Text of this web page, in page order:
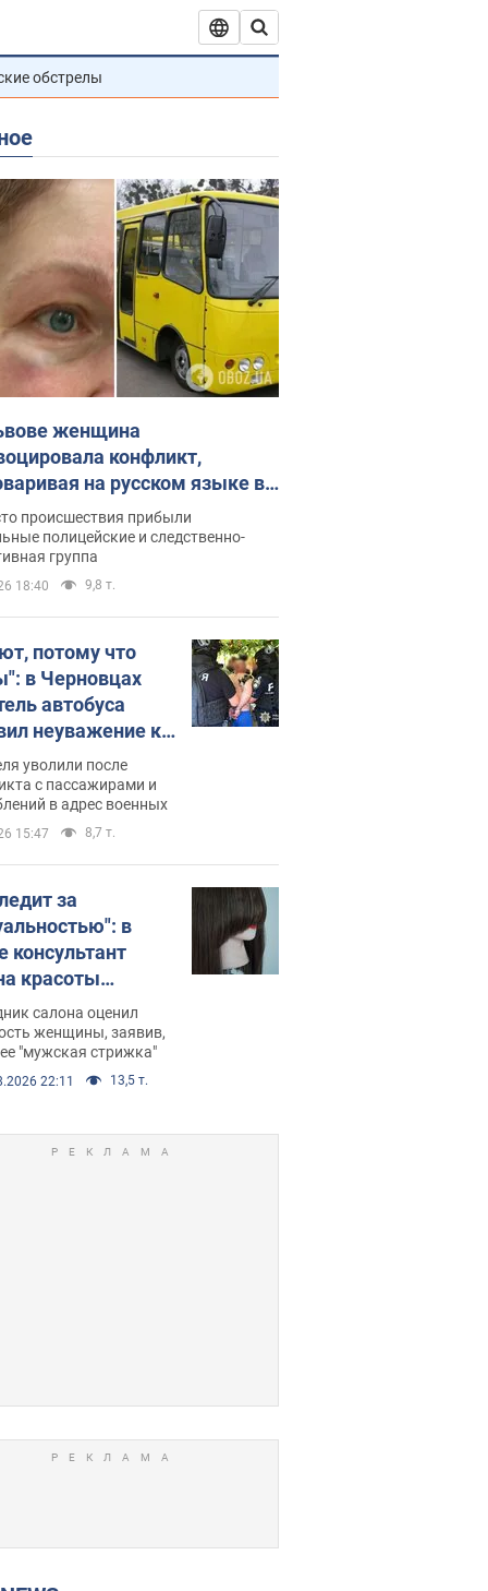
обстрелы
женщина
конфликт,
на русском языке в
полиция составила
протокол.
происшествия прибыли
полицейские и следственно-
группа
18:40 9,8 т.
потому что
в Черновцах
автобуса
неуважение к
военным и
за это.
уволили после
с пассажирами и
в адрес военных
15:47 8,7 т.
за
в
консультант
красоты
женщину
химиотерапии,
скандал.
салона оценил
женщины, заявив,
"мужская стрижка"
22:11 13,5 т.